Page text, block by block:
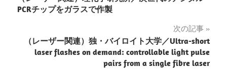
稿
ビ
PCRチップをガラスで作製
次の記事
（レーザー関連）独・バイロイト大学／Ultra-short
laser flashes on demand: controllable light pulse
pairs from a single fibre laser